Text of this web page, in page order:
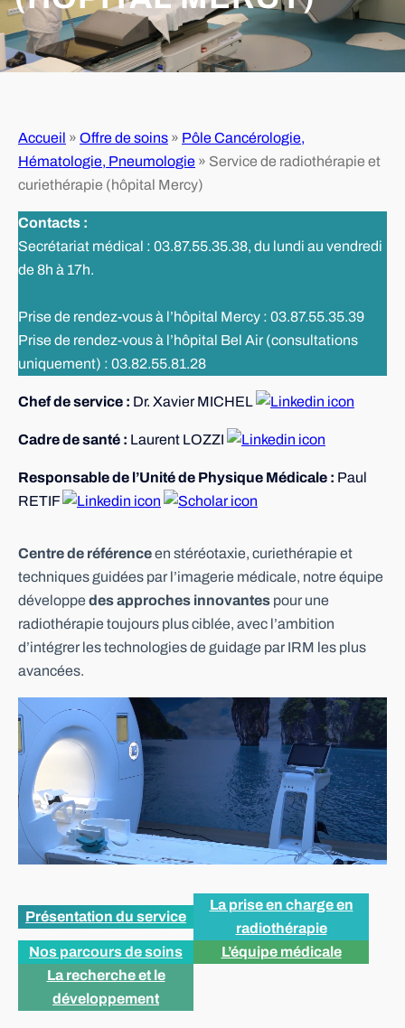
Accueil » Offre de soins » Pôle Cancérologie,
Hématologie, Pneumologie » Service de radiothérapie et
curiethérapie (hôpital Mercy)
Contacts :
Secrétariat médical : 03.87.55.35.38, du lundi au vendredi
de 8h à 17h.
Prise de rendez-vous à l’hôpital Mercy : 03.87.55.35.39
Prise de rendez-vous à l’hôpital Bel Air (consultations
uniquement) : 03.82.55.81.28
Chef de service : Dr. Xavier MICHEL
Cadre de santé : Laurent LOZZI
Responsable de l’Unité de Physique Médicale : Paul
RETIF
Centre de référenceen stéréotaxie, curiethérapie et
techniques guidées par l’imagerie médicale, notre équipe
développe des approches innovantes pour une
radiothérapie toujours plus ciblée, avec l’ambition
d’intégrer les technologies de guidage par IRM les plus
avancées.
Présentation du service
La prise en charge en
radiothérapie
Nos parcours de soins
L’équipe médicale
La recherche et le
développement